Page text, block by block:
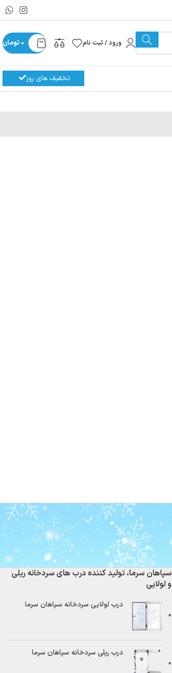
ورود / ثبت نام 0 تومان
تخفیف های روز
سپاهان سرما، تولید کننده درب های سردخانه ریلی
و لولایی
درب لولایی سردخانه سپاهان سرما
درب ریلی سردخانه سپاهان سرما